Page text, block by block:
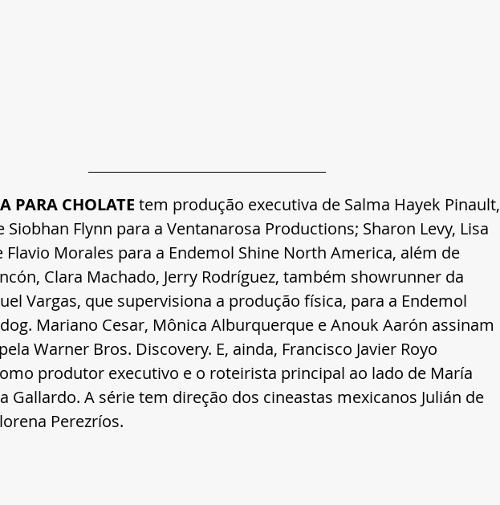
PARA CHOLATE tem produção executiva de Salma Hayek Pinault,
Siobhan Flynn para a Ventanarosa Productions; Sharon Levy, Lisa
Flavio Morales para a Endemol Shine North America, além de
Clara Machado, Jerry Rodríguez, também showrunner da
Vargas, que supervisiona a produção física, para a Endemol
Mariano Cesar, Mônica Alburquerque e Anouk Aarón assinam
Warner Bros. Discovery. E, ainda, Francisco Javier Royo
produtor executivo e o roteirista principal ao lado de María
Gallardo. A série tem direção dos cineastas mexicanos Julián de
Perezríos.